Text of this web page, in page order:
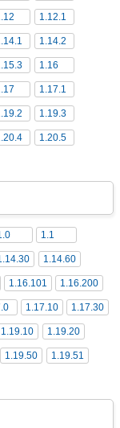
1.12.1
1.14.2
1.16
1.17.1
1.19.3
1.20.5
1.1
1.14.60
1.16.101 1.16.200
1.17.10 1.17.30
1.19.10 1.19.20
1.19.50 1.19.51